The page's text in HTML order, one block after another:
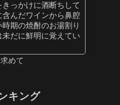
っかけに酒断ちして
んだワインから鼻腔
期の焼酎のお湯割り
だに鮮明に覚えてい
めて
キング